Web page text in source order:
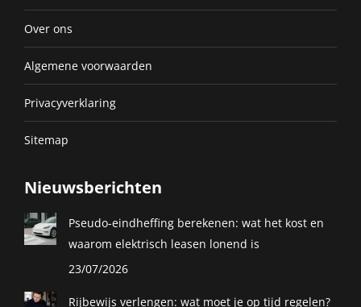
Over ons
Algemene voorwaarden
Privacyverklaring
Sitemap
Nieuwsberichten
Pseudo-eindheffing berekenen: wat het kost en
waarom elektrisch leasen lonend is
23/07/2026
Rijbewijs verlengen: wat moet je op tijd regelen?